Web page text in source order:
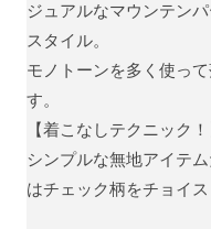
ジュアルなマウンテン
スタイル。
モノトーンを多く使っ
す。
【着こなしテクニック！
シンプルな無地アイテ
はチェック柄をチョイ